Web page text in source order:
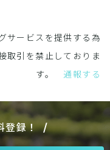
サービスを提供する為
取引を禁止しておりま
す。通報する
登録！